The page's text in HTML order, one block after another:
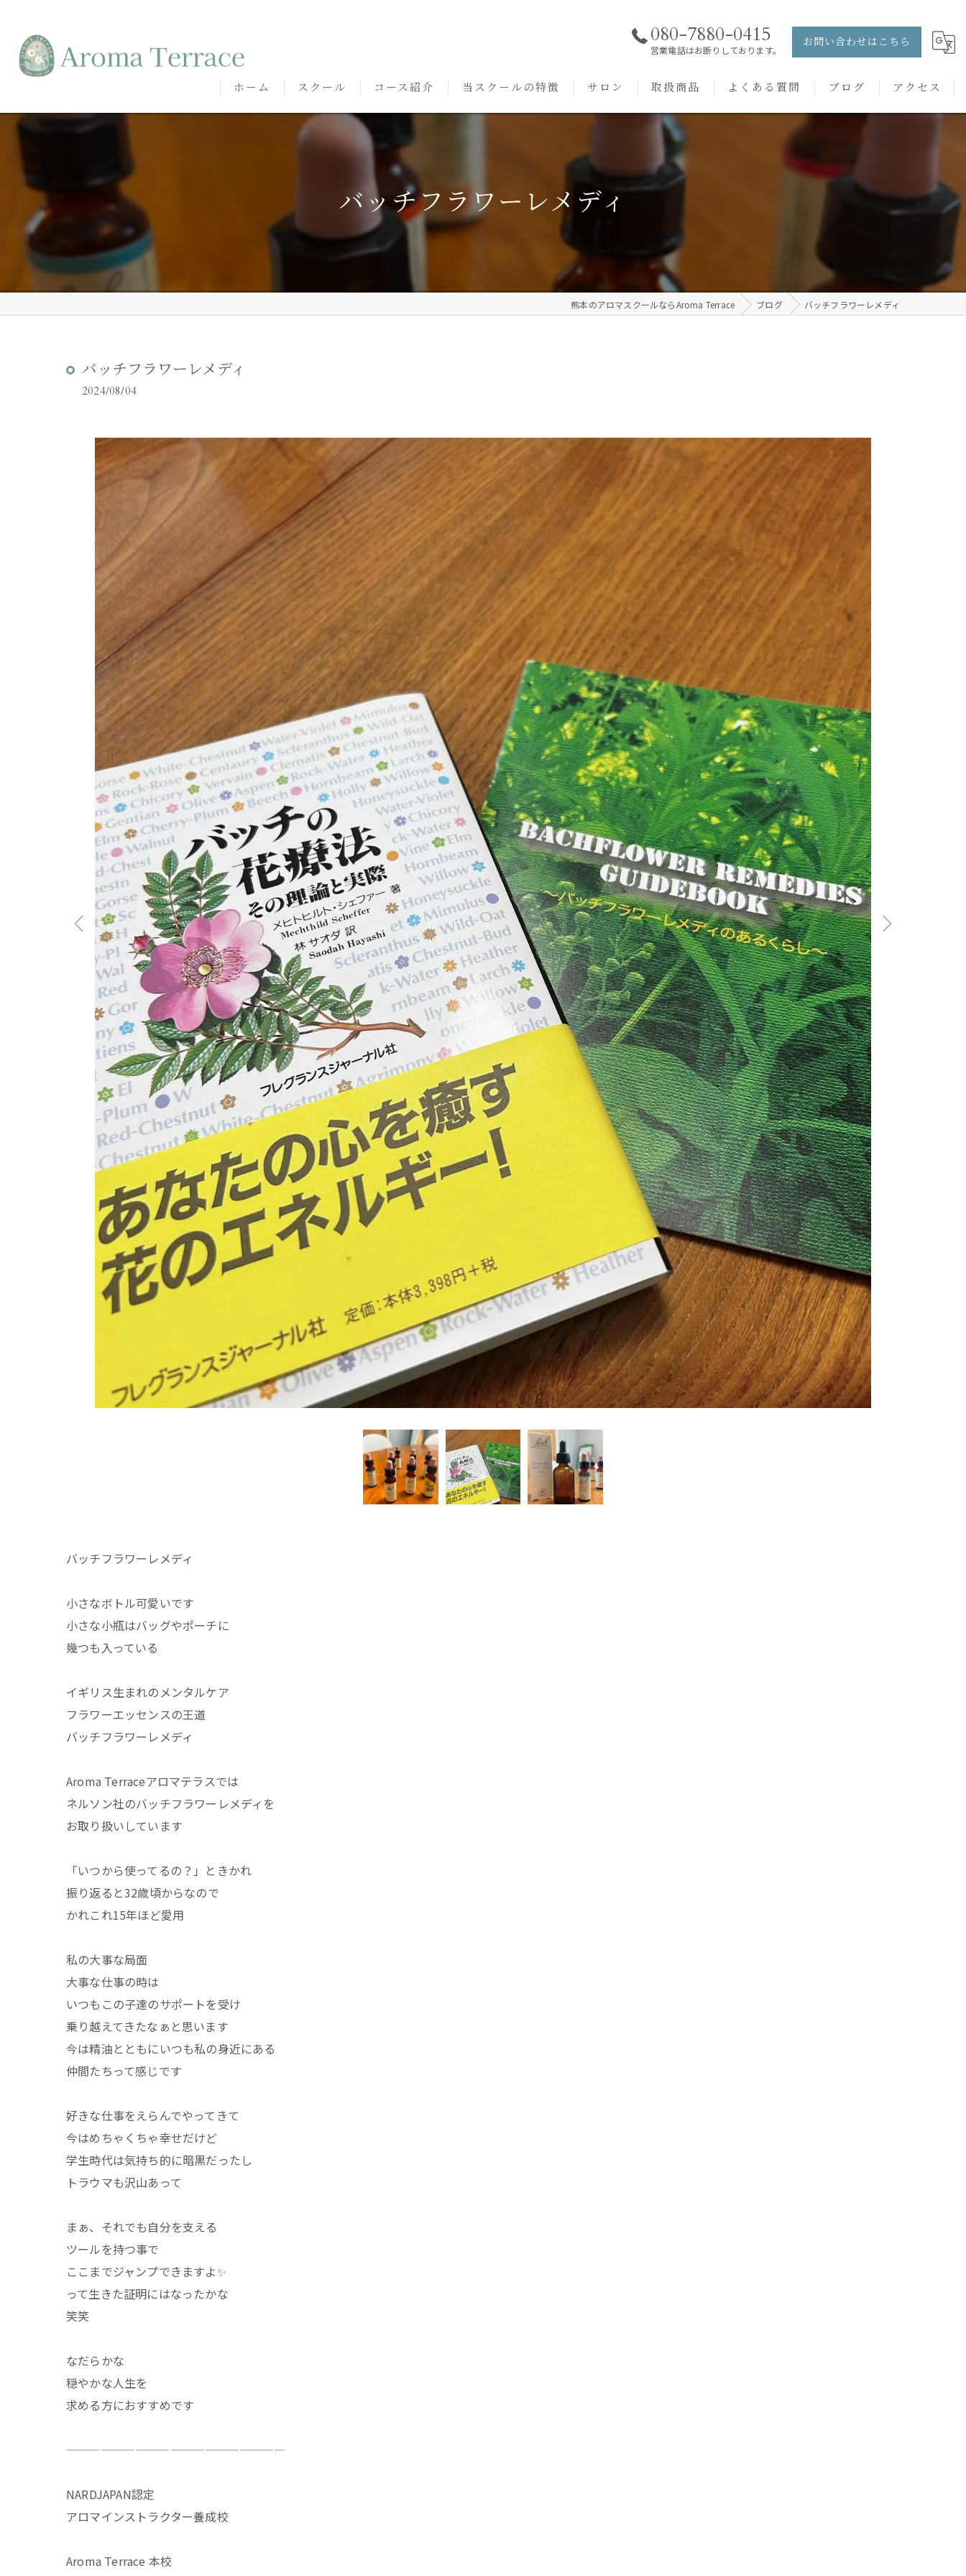
080-7880-0415
営業電話はお断りしております。
お問い合わせはこちら
ホーム スクール
熊本本校の特徴
講師紹介
コース紹介
NARD JAPAN
アロマ・アドバイザーコース
アロマ・インストラクターコース
アロマ・セラピストコース
クリニークアロマ リンパドレナージュコース
当スクールの特徴
セルフメディケーション
サロン
術後・病後ケアメニュー
施術事例
取扱商品
PRANAROM
健草医学舎
よくある質問 ブログ アクセス
バッチフラワーレメディ
熊本のアロマスクールならAroma Terrace ブログ バッチフラワーレメディ
バッチフラワーレメディ
2024/08/04
バッチフラワーレメディ
小さなボトル可愛いです
小さな小瓶はバッグやポーチに
幾つも入っている
イギリス生まれのメンタルケア
フラワーエッセンスの王道
バッチフラワーレメディ
Aroma Terraceアロマテラスでは
ネルソン社のバッチフラワーレメディを
お取り扱いしています
「いつから使ってるの？」ときかれ
振り返ると32歳頃からなので
かれこれ15年ほど愛用
私の大事な局面
大事な仕事の時は
いつもこの子達のサポートを受け
乗り越えてきたなぁと思います
今は精油とともにいつも私の身近にある
仲間たちって感じです
好きな仕事をえらんでやってきて
今はめちゃくちゃ幸せだけど
学生時代は気持ち的に暗黒だったし
トラウマも沢山あって
まぁ、それでも自分を支える
ツールを持つ事で
ここまでジャンプできますよ✨
って生きた証明にはなったかな
笑笑
なだらかな
穏やかな人生を
求める方におすすめです
———————————————————
NARDJAPAN認定
アロマインストラクター養成校
Aroma Terrace 本校